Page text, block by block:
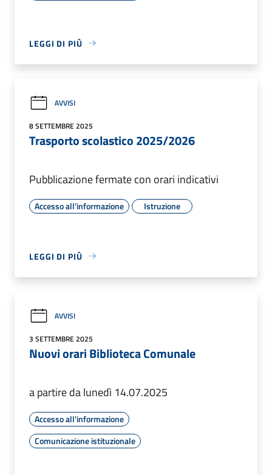
LEGGI DI PIÙ
AVVISI
8 SETTEMBRE 2025
Trasporto scolastico 2025/2026
Pubblicazione fermate con orari indicativi
Accesso all'informazione Istruzione
LEGGI DI PIÙ
AVVISI
3 SETTEMBRE 2025
Nuovi orari Biblioteca Comunale
a partire da lunedì 14.07.2025
Accesso all'informazione
Comunicazione istituzionale